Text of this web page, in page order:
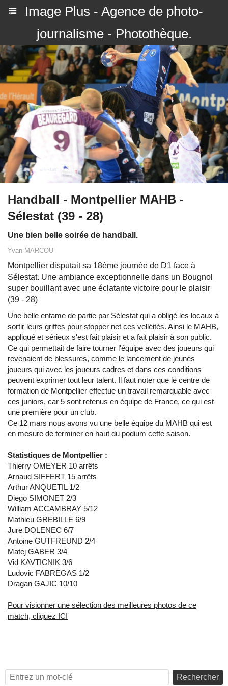
Image Plus - Agence de photo-
journalisme - Photothèque.
Handball - Montpellier MAHB -
Sélestat (39 - 28)
Une bien belle soirée de handball.
Yvan MARCOU
Montpellier disputait sa 18ème journée de D1 face à
Sélestat. Une ambiance exceptionnelle dans un Bougnol
super bouillant avec une éclatante victoire pour le plaisir
(39 - 28)
Une belle entame de partie par Sélestat qui a obligé les locaux à
sortir leurs griffes pour stopper net ces velléités. Ainsi le MAHB,
appliqué et sérieux s'est fait plaisir et a fait plaisir à son public.
Ce qui permettait de faire tourner l'équipe avec des joueurs qui
revenaient de blessures, comme le lancement de jeunes
joueurs qui avec les joueurs cadres et dans ces conditions
peuvent exprimer tout leur talent. Il faut noter que le centre de
formation de Montpellier effectue un travail remarquable avec
ces juniors, car 5 sont retenus en équipe de France, ce qui est
une première pour un club.
Ce 12 mars nous avons vu une belle équipe du MAHB qui est
en mesure de terminer en haut du podium cette saison.
Statistiques de Montpellier :
Thierry OMEYER 10 arrêts
Arnaud SIFFERT 15 arrêts
Arthur ANQUETIL 1/2
Diego SIMONET 2/3
William ACCAMBRAY 5/12
Mathieu GREBILLE 6/9
Jure DOLENEC 6/7
Antoine GUTFREUND 2/4
Matej GABER 3/4
Vid KAVTICNIK 3/6
Ludovic FABREGAS 1/2
Dragan GAJIC 10/10
Pour visionner une sélection des meilleures photos de ce
match, cliquez ICI
Rechercher